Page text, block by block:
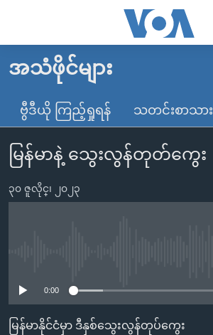
လွယ်ကူ
သည့်
Link
များ
ပင်မ
ပင်မ
အ
မူလစာမျက်နှာ
မြန်မာ
ကမ္ဘာ့သတင်းများ
နိုင်ငံတကာ
တရုတ်
ဗွီဒီယို
ရပ်ဝန်းတခု လမ်းတခု အလွန်
ရုပ်ရှင်ထဲက အင်္ဂလိပ်စာ
သုတပဒေသာ အင်္ဂလိပ်စာ
တီဗွီ
ရေဒီယို/တီဗွီအစီအစဉ်
အသံဖိုင်များ
ဗွီဒီယို ကြည့်ရှုရန် သတင်းစာသား
မြန်မာနဲ့ သွေးလွန်တုတ်ကွေး
၃၀ ဇူလိုင္၊ ၂၀၂၃
0:00
မြန်မာနိုင်ငံမှာ ဒီနှစ်သွေးလွန်တုပ်ကွေး